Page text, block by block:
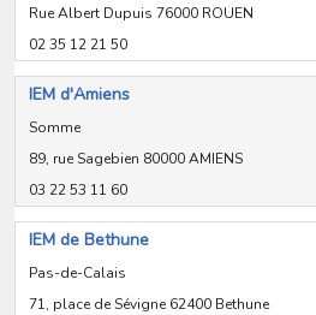
Rue Albert Dupuis 76000 ROUEN
02 35 12 21 50
IEM d'Amiens
Somme
89, rue Sagebien 80000 AMIENS
03 22 53 11 60
IEM de Bethune
Pas-de-Calais
71, place de Sévigne 62400 Bethune